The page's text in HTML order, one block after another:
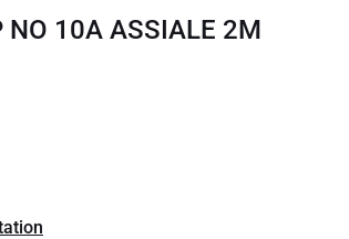
10A ASSIALE 2M